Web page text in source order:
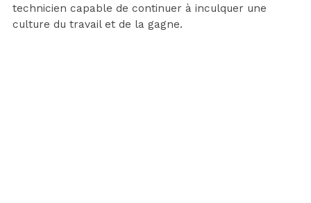
technicien capable de continuer à inculquer une
culture du travail et de la gagne.